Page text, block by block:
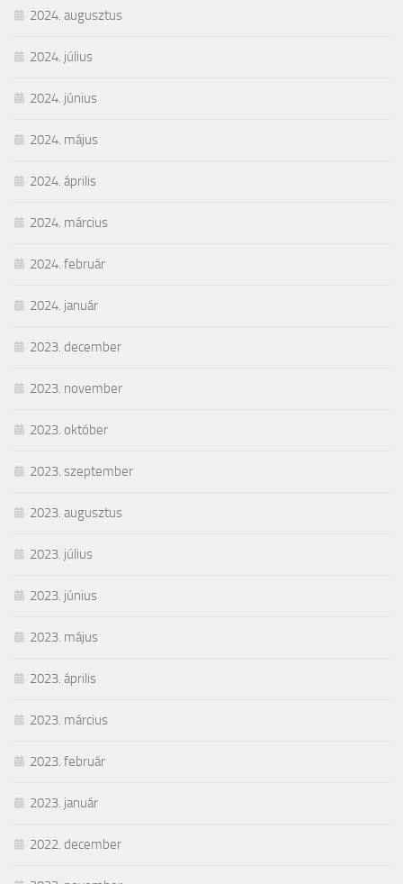
2024. augusztus
2024. július
2024. június
2024. május
2024. április
2024. március
2024. február
2024. január
2023. december
2023. november
2023. október
2023. szeptember
2023. augusztus
2023. július
2023. június
2023. május
2023. április
2023. március
2023. február
2023. január
2022. december